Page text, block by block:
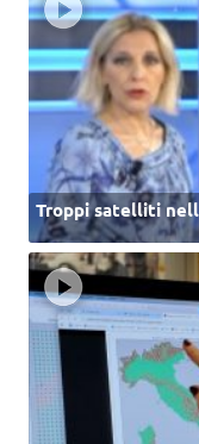
Troppi satelliti